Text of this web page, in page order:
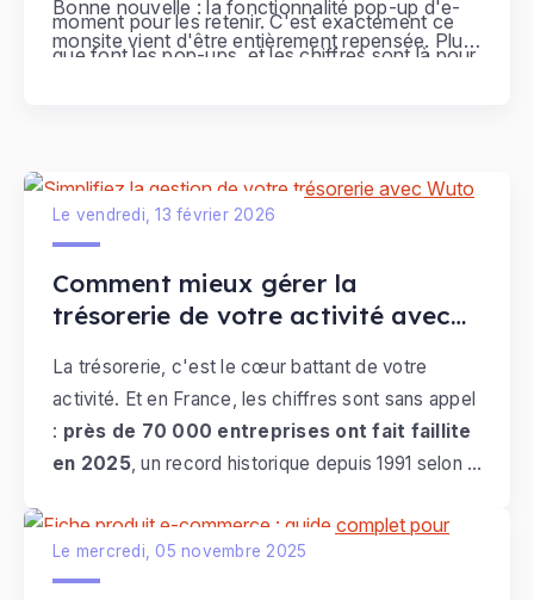
moment pour les retenir. C'est exactement ce
que font les pop-ups, et les chiffres sont là pour
Bonne nouvelle : la fonctionnalité pop-up d'e-
monsite vient d'être entièrement repensée. Plus
Comment mieux gérer la
trésorerie de votre activité avec
Le vendredi, 13 février 2026
La trésorerie, c'est le cœur battant de votre
activité. Et en France, les chiffres sont sans appel
: près de 70 000 entreprises ont fait faillite
en 2025, un record historique depuis 1991 selon la
Le mercredi, 05 novembre 2025